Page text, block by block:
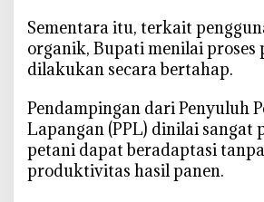
‎Sementara itu, terkait
organik, Bupati menilai proses
dilakukan secara bertahap.
‎Pendampingan dari Penyuluh
Lapangan (PPL) dinilai sangat
petani dapat beradaptasi
produktivitas hasil panen.